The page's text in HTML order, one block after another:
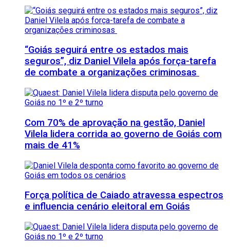
“Goiás seguirá entre os estados mais
seguros”, diz Daniel Vilela após força-tarefa
de combate a organizações criminosas
Com 70% de aprovação na gestão, Daniel
Vilela lidera corrida ao governo de Goiás com
mais de 41%
Força política de Caiado atravessa espectros
e influencia cenário eleitoral em Goiás